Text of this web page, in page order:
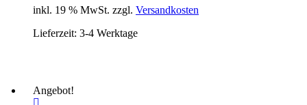
inkl. 19 % MwSt. zzgl. Versandkosten
Lieferzeit: 3-4 Werktage
Angebot!